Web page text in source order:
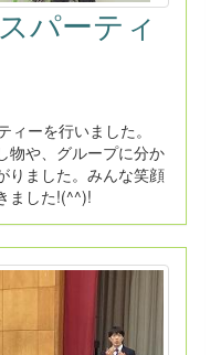
パーティ
ーを行いました。
物や、グループに分か
りました。みんな笑顔
ました!(^^)!